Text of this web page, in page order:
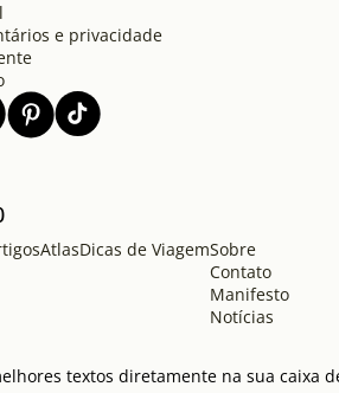
e privacidade
AtlasDicas de ViagemSobre
Contato
Manifesto
Notícias
textos diretamente na sua caixa